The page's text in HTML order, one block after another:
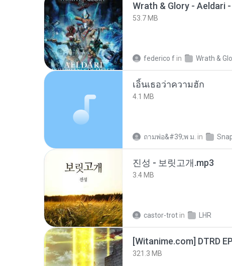
53.7 MB
federico f in Wrath &
เอิ้นเธอว่าความฮัก
4.1 MB
ถามพ่อ&#39;พ ม. in
진성 - 보릿고개.mp3
3.4 MB
castor-trot in LHR
[Witanime.com] DTRD
321.3 MB